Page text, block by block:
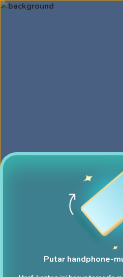
Putar handphone-